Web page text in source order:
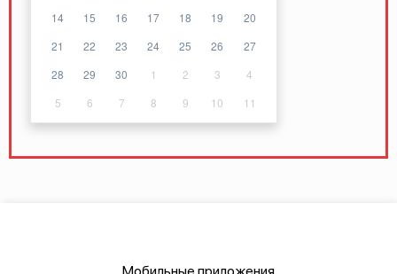
14
15 16 17 18 19
20
21
22 23 24 25 26
27
28
29 30 1 2 3
4
5
6 7 8 9 10 11